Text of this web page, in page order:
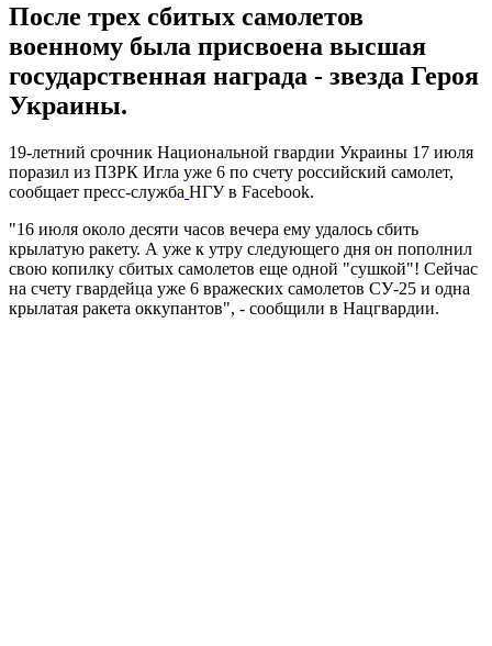
После трех сбитых самолетов
военному была присвоена высшая
государственная награда - звезда Героя
Украины.
19-летний срочник Национальной гвардии Украины 17 июля
поразил из ПЗРК Игла уже 6 по счету российский самолет,
сообщает пресс-служба НГУ в Facebook.
"16 июля около десяти часов вечера ему удалось сбить
крылатую ракету. А уже к утру следующего дня он пополнил
свою копилку сбитых самолетов еще одной "сушкой"! Сейчас
на счету гвардейца уже 6 вражеских самолетов СУ-25 и одна
крылатая ракета оккупантов", - сообщили в Нацгвардии.